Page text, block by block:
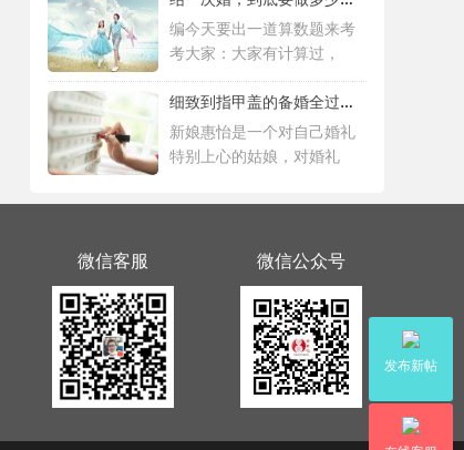
编今天要出一道算数题来考
考大家：大家有计算过，
细致到指甲盖的备婚全过程，这位“挑剔”新
新娘惠怡是一个对自己婚礼
特别上心的姑娘，对婚礼
发布新帖
微信客服 微信公众号